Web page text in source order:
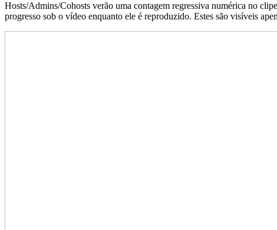
Hosts/Admins/Cohosts verão uma contagem regressiva numérica no
progresso sob o vídeo enquanto ele é reproduzido. Estes são visíveis